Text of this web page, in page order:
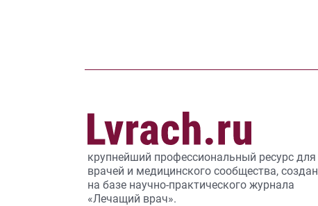
крупнейший профессиональный ресурс для
врачей и медицинского сообщества, создан
на базе научно-практического журнала
«Лечащий врач».